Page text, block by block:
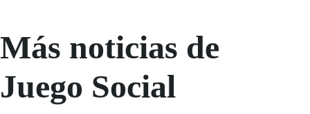
Más noticias de
Juego Social